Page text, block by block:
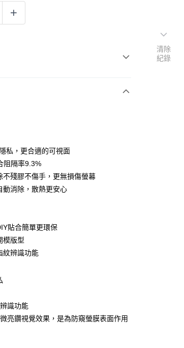
以上)免運費
以上)免運費
私，更合適的可視面
阻隔率9.3%
不殘膠不傷手，更無損傷螢幕
動消除，散熱更安心
貼合簡單更環保
模版型
紋辨識功能
識功能
亮鑽視覺效果，是為防窺螢膜表面作用
清除
紀錄